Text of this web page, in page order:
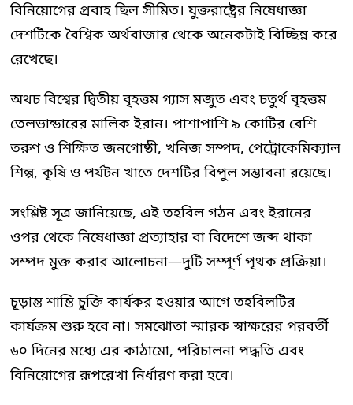
বিনিয়োগের প্রবাহ ছিল সীমিত। যুক্তরাষ্ট্রের নিষেধাজ্ঞা
দেশটিকে বৈশ্বিক অর্থবাজার থেকে অনেকটাই বিচ্ছিন্ন করে
রেখেছে।
অথচ বিশ্বের দ্বিতীয় বৃহত্তম গ্যাস মজুত এবং চতুর্থ বৃহত্তম
তেলভান্ডারের মালিক ইরান। পাশাপাশি ৯ কোটির বেশি
তরুণ ও শিক্ষিত জনগোষ্ঠী, খনিজ সম্পদ, পেট্রোকেমিক্যাল
শিল্প, কৃষি ও পর্যটন খাতে দেশটির বিপুল সম্ভাবনা রয়েছে।
সংশ্লিষ্ট সূত্র জানিয়েছে, এই তহবিল গঠন এবং ইরানের
ওপর থেকে নিষেধাজ্ঞা প্রত্যাহার বা বিদেশে জব্দ থাকা
সম্পদ মুক্ত করার আলোচনা—দুটি সম্পূর্ণ পৃথক প্রক্রিয়া।
চূড়ান্ত শান্তি চুক্তি কার্যকর হওয়ার আগে তহবিলটির
কার্যক্রম শুরু হবে না। সমঝোতা স্মারক স্বাক্ষরের পরবর্তী
৬০ দিনের মধ্যে এর কাঠামো, পরিচালনা পদ্ধতি এবং
বিনিয়োগের রূপরেখা নির্ধারণ করা হবে।